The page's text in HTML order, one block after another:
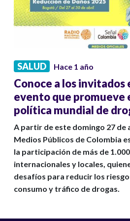
SALUD Hace 1 año
Conoce a los invitados
evento que promueve
política mundial de
A partir de este domingo 27 de
Medios Públicos de Colombia
la participación de más de
internacionales y locales,
desafíos para reducir los
consumo y tráfico de drogas.